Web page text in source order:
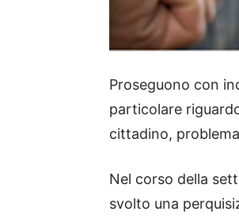
Proseguono con
particolare
cittadino,
Nel corso della
svolto una